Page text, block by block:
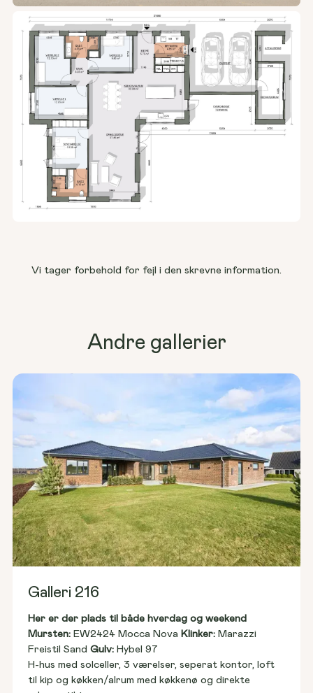
Vi tager forbehold for fejl i den skrevne information.
Andre gallerier
Galleri 216
Her er der plads til både hverdag og weekend
Mursten: EW2424 Mocca Nova Klinker: Marazzi
Freistil Sand Gulv: Hybel 97
H-hus med solceller, 3 værelser, seperat kontor, loft
til kip og køkken/alrum med køkkenø og direkte